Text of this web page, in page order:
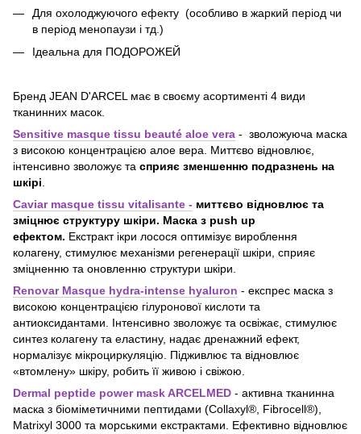
Для охолоджуючого ефекту (особливо в жаркий період чи
в період менопаузи і тд.)
Ідеальна для ПОДОРОЖЕЙ
Бренд JEAN D'ARCEL має в своєму асортименті 4 види
тканинних масок.
Sensitive masque tissu beauté aloe vera - зволожуюча маска
з високою концентрацією алое вера. Миттєво відновлює,
інтенсивно зволожує та сприяє зменшенню подразнень на
шкірі.
Сaviar masque tissu vitalisante - миттєво відновлює та
зміцнює структуру шкіри. Маска з push up
ефектом. Екстракт ікри лосося оптимізує вироблення
колагену, стимулює механізми регенерації шкіри, сприяє
зміцненню та оновленню структури шкіри.
Renovar Masque hydra-intense hyaluron - експрес маска з
високою концентрацією гілуронової кислоти та
антиоксидантами. Інтенсивно зволожує та освіжає, стимулює
синтез колагену та еластину, надає дренажний ефект,
нормалізує мікроциркуляцію. Підживлює та відновлює
«втомлену» шкіру, робить її живою і свіжою.
Dermal peptide power mask ARCELMED - активна тканинна
маска з біоміметичними пептидами (Collaxyl®, Fibrocell®),
Matrixyl 3000 та морськими екстрактами. Ефективно відновлює